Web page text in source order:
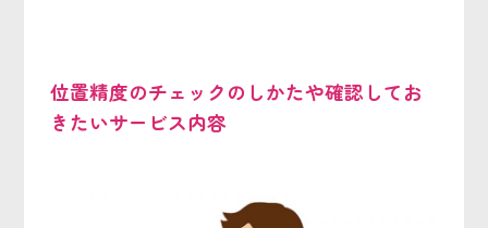
位置精度のチェックのしかたや確認してお
きたいサービス内容